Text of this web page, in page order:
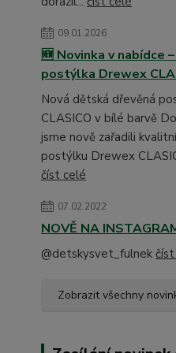
09.01.2026
🆕 Novinka v nabídce
postýlka Drewex
Nová dětská dřevěná
CLASICO v bílé barvě
jsme nově zařadili
postýlku Drewex
číst celé
07.02.2022
NOVĚ NA
@detskysvet_fulnek
Zobrazit všechny